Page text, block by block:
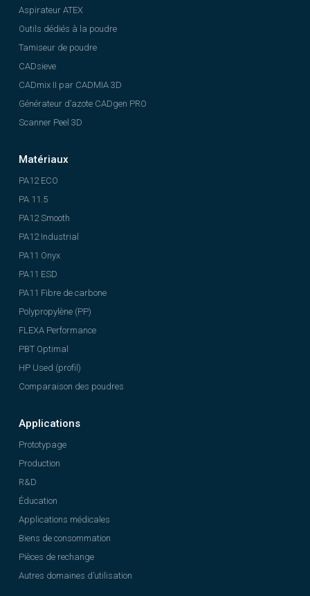
Aspirateur ATEX
Outils dédiés à la poudre
Tamiseur de poudre
CADsieve
CADmix II par CADMIA 3D
Générateur d’azote CADgen PRO
Scanner Peel 3D
Matériaux
PA12 ECO
PA 11.5
PA12 Smooth
PA12 Industrial
PA11 Onyx
PA11 ESD
PA11 Fibre de carbone
Polypropylène (PP)
FLEXA Performance
PBT Optimal
HP Used (profil)
Comparaison des poudres
Applications
Prototypage
Production
R&D
Éducation
Applications médicales
Biens de consommation
Pièces de rechange
Autres domaines d’utilisation